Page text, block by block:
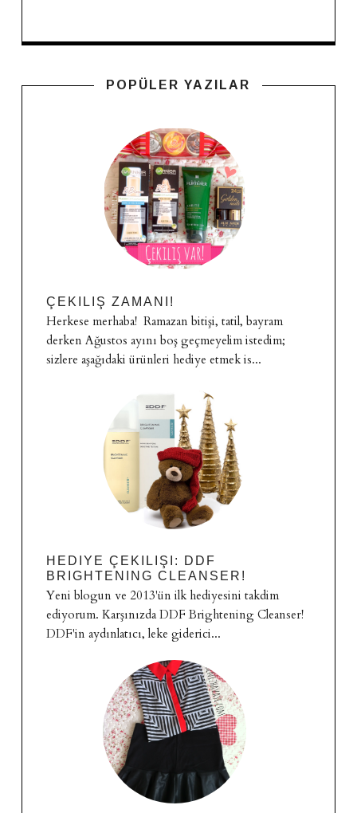
POPÜLER YAZILAR
ÇEKILIŞ ZAMANI!
Herkese merhaba! Ramazan bitişi, tatil, bayram
derken Ağustos ayını boş geçmeyelim istedim;
sizlere aşağıdaki ürünleri hediye etmek is...
HEDIYE ÇEKILIŞI: DDF
BRIGHTENING CLEANSER!
Yeni blogun ve 2013'ün ilk hediyesini takdim
ediyorum. Karşınızda DDF Brightening Cleanser!
DDF'in aydınlatıcı, leke giderici...